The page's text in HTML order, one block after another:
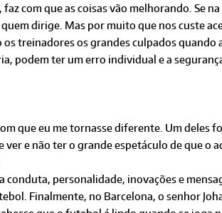
com que as coisas vão melhorando. Se na
dirige. Mas por muito que nos custe
treinadores os grandes culpados quando
podem ter um erro individual e a
que eu me tornasse diferente. Um deles
e não ter o grande espetáculo de que o
personalidade, inovações e
Finalmente, no Barcelona, o senhor